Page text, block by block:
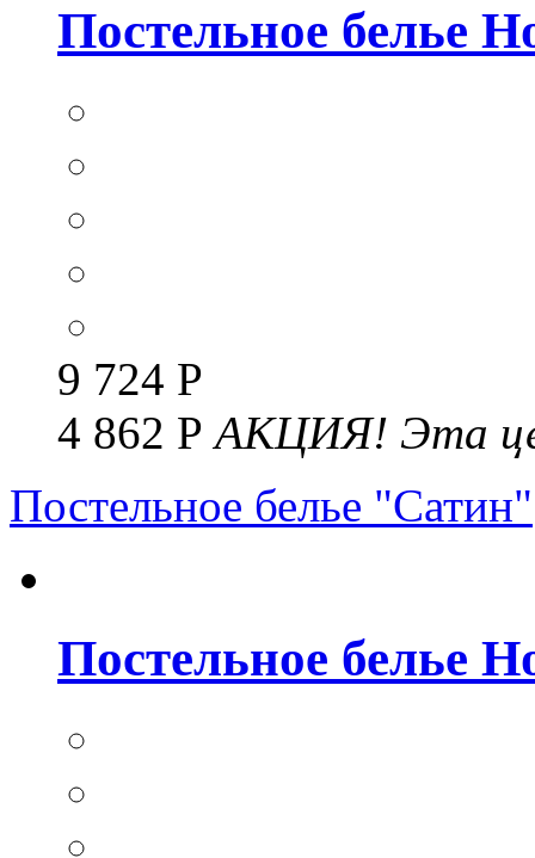
Постельное белье
9 724 Р
4 862 РАКЦИЯ! Эта
Постельное белье "Сатин"
Постельное белье